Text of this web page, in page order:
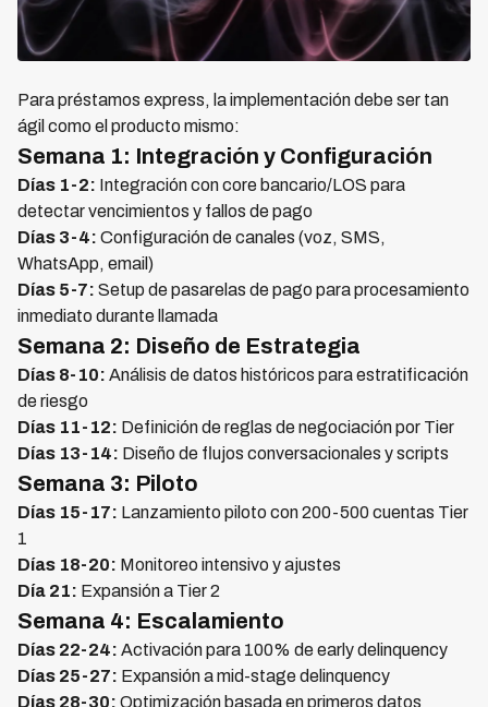
Para préstamos express, la implementación debe ser tan
ágil como el producto mismo:
Semana 1: Integración y Configuración
Días 1-2: Integración con core bancario/LOS para
detectar vencimientos y fallos de pago
Días 3-4: Configuración de canales (voz, SMS,
WhatsApp, email)
Días 5-7: Setup de pasarelas de pago para procesamiento
inmediato durante llamada
Semana 2: Diseño de Estrategia
Días 8-10: Análisis de datos históricos para estratificación
de riesgo
Días 11-12: Definición de reglas de negociación por Tier
Días 13-14: Diseño de flujos conversacionales y scripts
Semana 3: Piloto
Días 15-17: Lanzamiento piloto con 200-500 cuentas Tier
1
Días 18-20: Monitoreo intensivo y ajustes
Día 21: Expansión a Tier 2
Semana 4: Escalamiento
Días 22-24: Activación para 100% de early delinquency
Días 25-27: Expansión a mid-stage delinquency
Días 28-30: Optimización basada en primeros datos